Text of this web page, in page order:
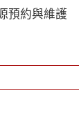
預約與維護